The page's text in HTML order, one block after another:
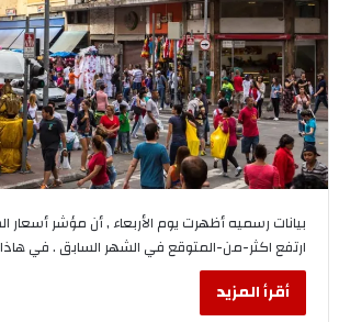
بيانات رسميه أظهرت يوم الأربعاء , أن مؤشر أسعار
ارتفع اكثر-من-المتوقع في الشهر السابق . في هاذا
أقرأ المزيد